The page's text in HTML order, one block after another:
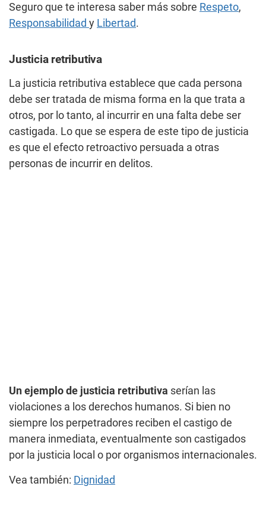
Seguro que te interesa saber más sobre Respeto,
Responsabilidad y Libertad.
Justicia retributiva
La justicia retributiva establece que cada persona
debe ser tratada de misma forma en la que trata a
otros, por lo tanto, al incurrir en una falta debe ser
castigada. Lo que se espera de este tipo de justicia
es que el efecto retroactivo persuada a otras
personas de incurrir en delitos.
Un ejemplo de justicia retributiva serían las
violaciones a los derechos humanos. Si bien no
siempre los perpetradores reciben el castigo de
manera inmediata, eventualmente son castigados
por la justicia local o por organismos internacionales.
Vea también: Dignidad